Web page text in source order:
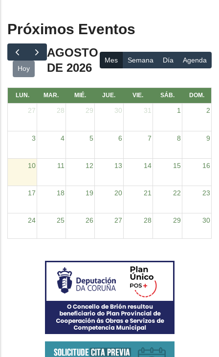
Próximos Eventos
Hoy
AGOSTO
DE 2026
Mes Semana Día Agenda
LUN. MAR. MIÉ. JUE. VIE. SÁB. DOM.
27 28 29 30 31 1 2
3 4 5 6 7 8 9
10 11 12 13 14 15 16
17 18 19 20 21 22 23
24 25 26 27 28 29 30